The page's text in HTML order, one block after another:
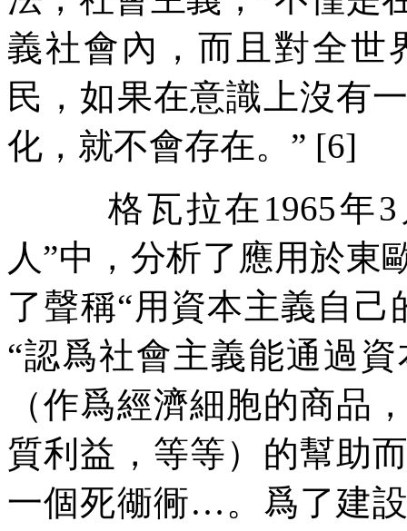
義社會內，而且對全世
民，如果在意識上沒有
化，就不會存在。 ” [6]
格瓦拉在 1965年3
人”中，分析了應用於東
了聲稱“用資本主義自己
“認爲社會主義能通過
（作爲經濟細胞的商品
質利益，等等）的幫助
一個死衚衕… 。爲了建